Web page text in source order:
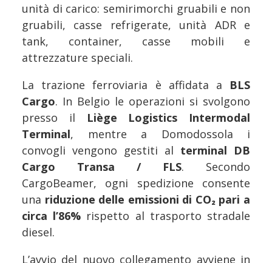
unità di carico: semirimorchi gruabili e non
gruabili, casse refrigerate, unità ADR e
tank, container, casse mobili e
attrezzature speciali.
La trazione ferroviaria è affidata a BLS
Cargo. In Belgio le operazioni si svolgono
presso il
Liège Logistics Intermodal
Terminal, mentre a Domodossola i
convogli vengono gestiti al terminal DB
Cargo Transa / FLS. Secondo
CargoBeamer, ogni spedizione consente
una riduzione delle emissioni di CO₂ pari a
circa l’86% rispetto al trasporto stradale
diesel.
L’avvio del nuovo collegamento avviene in